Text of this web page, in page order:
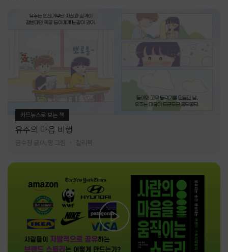
카드뉴스로 보는 책
유주의 마음 비행
금수정 글/서영 그림 찰리북